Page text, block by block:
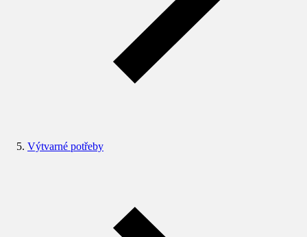
Výtvarné potřeby